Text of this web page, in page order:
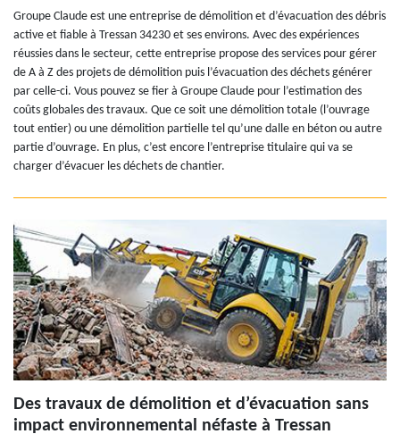
Groupe Claude est une entreprise de démolition et d’évacuation des débris
active et fiable à Tressan 34230 et ses environs. Avec des expériences
réussies dans le secteur, cette entreprise propose des services pour gérer
de A à Z des projets de démolition puis l’évacuation des déchets générer
par celle-ci. Vous pouvez se fier à Groupe Claude pour l’estimation des
coûts globales des travaux. Que ce soit une démolition totale (l’ouvrage
tout entier) ou une démolition partielle tel qu’une dalle en béton ou autre
partie d’ouvrage. En plus, c’est encore l’entreprise titulaire qui va se
charger d’évacuer les déchets de chantier.
Des travaux de démolition et d’évacuation sans
impact environnemental néfaste à Tressan